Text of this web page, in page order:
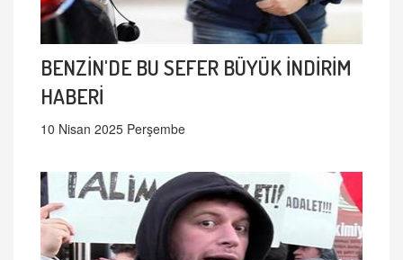
BENZİN'DE BU SEFER BÜYÜK İNDİRİM
HABERİ
10 Nisan 2025 Perşembe